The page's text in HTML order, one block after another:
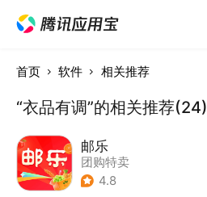
首页 软件 相关推荐
“衣品有调”的相关推荐(24)
邮乐
团购特卖
4.8